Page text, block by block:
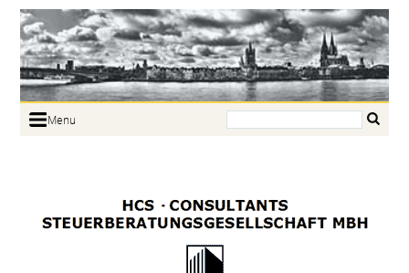
Menu
Links